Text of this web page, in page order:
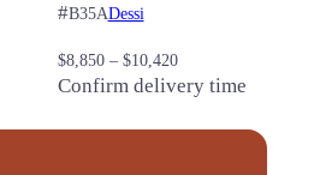
#B35ADessi
$8,850– $10,420
Confirm delivery time